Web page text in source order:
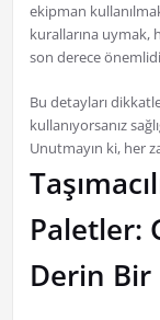
ekipman
kurallarına uymak,
son derece
Bu detayları
kullanıyorsanız
Unutmayın ki, her
Paletler:
Derin